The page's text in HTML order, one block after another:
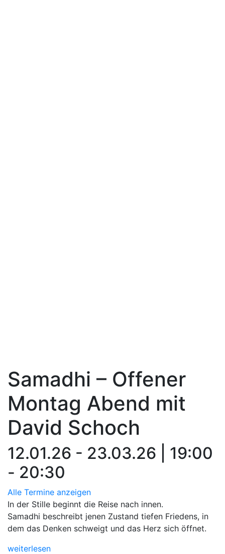
Samadhi – Offener
Montag Abend mit
David Schoch
12.01.26 - 23.03.26 | 19:00
- 20:30
Alle Termine anzeigen
In der Stille beginnt die Reise nach innen.
Samadhi beschreibt jenen Zustand tiefen Friedens, in
dem das Denken schweigt und das Herz sich öffnet.
weiterlesen